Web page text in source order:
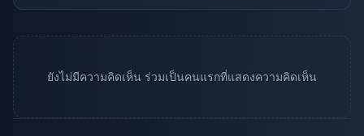
ยังไม่มีความคิดเห็น ร่วมเป็นคนแรกที่แสดงความคิดเห็น